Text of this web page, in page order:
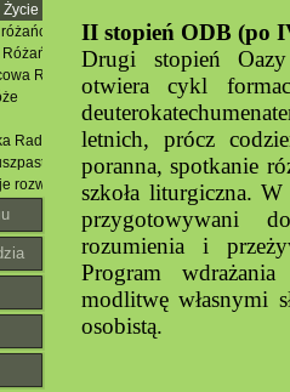
Życie
Różańca Parafii Zesłania Ducha Św. w
Rodziców za Dzieci
Rada Parafialna
rozważań do tajemnic
II stopień ODB (po
Drugi stopień
otwiera cykl
letnich, prócz
poranna, spotkanie
szkoła liturgiczna.
przygotowywani
rozumienia i
Program
modlitwę własnymi
osobistą.